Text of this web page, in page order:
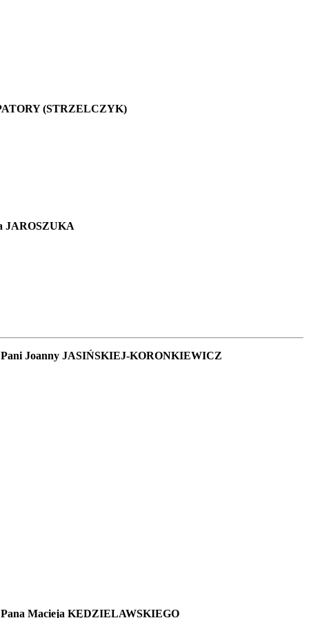
(STRZELCZYK)
JAROSZUKA
Pani Joanny JASIŃSKIEJ-KORONKIEWICZ
Pana Macieja KĘDZIELAWSKIEGO